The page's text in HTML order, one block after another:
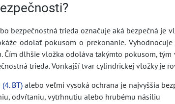
bezpečnostná trieda označuje aká bezpečná je
odolať pokusom o prekonanie.
Čím dlhšie vložka odoláva takýmto pokusom,
trieda. Vonkajší tvar cylindrickej vložky je
(4. BT) alebo veľmi vysoká ochrana je najvyššia
odvŕtaniu, vytrhnutiu alebo hrubému násiliu